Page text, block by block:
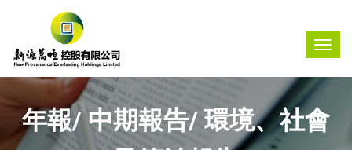
年報/ 中期報告/ 環境、社會